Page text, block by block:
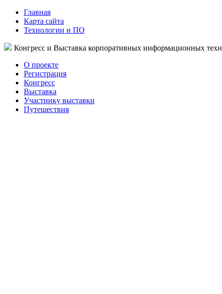
Главная
Карта сайта
Технологии и ПО
Конгресс и Выставка корпоративных информационных
О проекте
Регистрация
Конгресс
Выставка
Участнику выставки
Путешествия